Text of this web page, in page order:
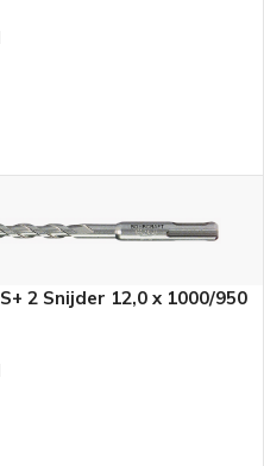
WINKELWAGEN
2 Snijder 12,0 x 1000/950
WINKELWAGEN